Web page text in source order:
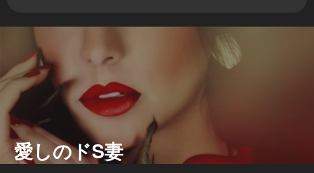
愛しのドS妻